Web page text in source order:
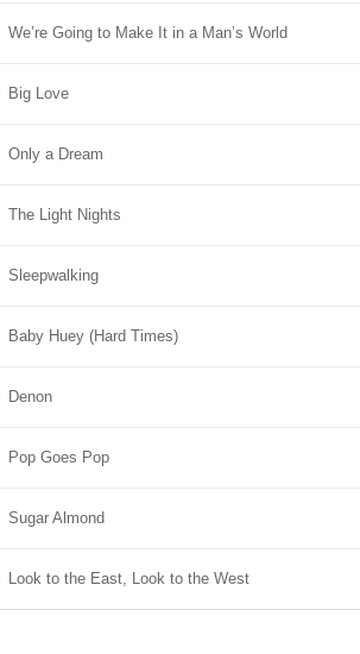
We’re Going to Make It in a Man’s World
Big Love
Only a Dream
The Light Nights
Sleepwalking
Baby Huey (Hard Times)
Denon
Pop Goes Pop
Sugar Almond
Look to the East, Look to the West